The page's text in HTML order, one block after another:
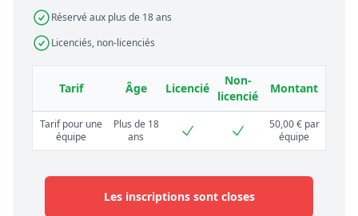
Réservé aux plus de 18 ans
Licenciés, non-licenciés
Tarif Âge Licencié
Non-
licencié
Montant
Tarif pour une
équipe
Plus de 18
ans
50,00 € par
équipe
Les inscriptions sont closes